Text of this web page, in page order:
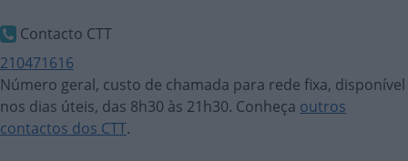
Contacto CTT
210471616
Número geral, custo de chamada para rede fixa, disponível
nos dias úteis, das 8h30 às 21h30. Conheça outros
contactos dos CTT.